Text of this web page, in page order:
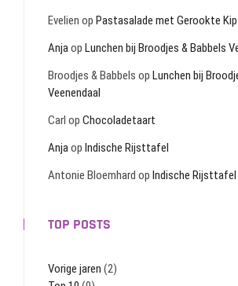
Evelien op Pastasalade met Gerookte Kip
Anjaop Lunchen bij Broodjes & Babbels
Broodjes & Babbels op Lunchen bij
Veenendaal
Carl op Chocoladetaart
Anjaop Indische Rijsttafel
Antonie Bloemhard op Indische Rijsttafel
TOP POSTS
Vorige jaren (2)